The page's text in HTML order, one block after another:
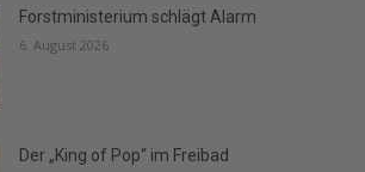
Forstministerium schlägt Alarm
6. August 2026
Der „King of Pop“ im Freibad